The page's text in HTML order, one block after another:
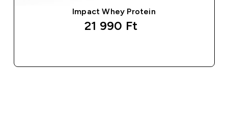
Impact Whey Protein
21 990 Ft‎